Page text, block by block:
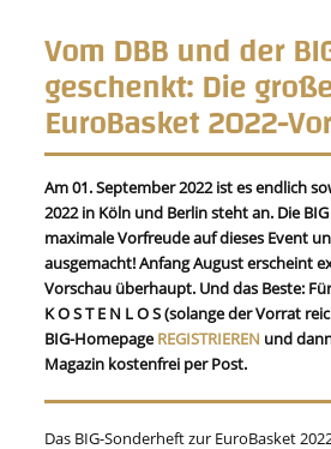
Vom DBB und der
geschenkt: Die
EuroBasket 2022-
Am 01. September 2022 ist es endlich
2022 in Köln und Berlin steht an. Die
maximale Vorfreude auf dieses Event
ausgemacht! Anfang August erscheint
Vorschau überhaupt. Und das Beste:
K O S T E N L O S (solange der Vorrat
BIG-HomepageREGISTRIEREN und
Magazin kostenfrei per Post.
Das BIG-Sonderheft zur EuroBasket